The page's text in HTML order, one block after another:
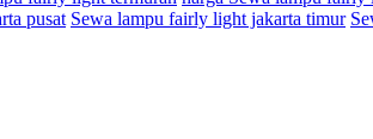
pusat Sewa lampu fairly light jakarta timur